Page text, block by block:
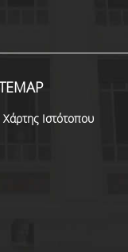
Χάρτης Ιστότοπου